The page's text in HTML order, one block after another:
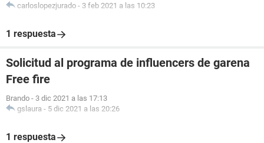
carloslopezjurado - 3 feb 2021 a las 10:23
1 respuesta
Solicitud al programa de influencers de garena
Free fire
Brando - 3 dic 2021 a las 17:13
gslaura - 5 dic 2021 a las 20:26
1 respuesta